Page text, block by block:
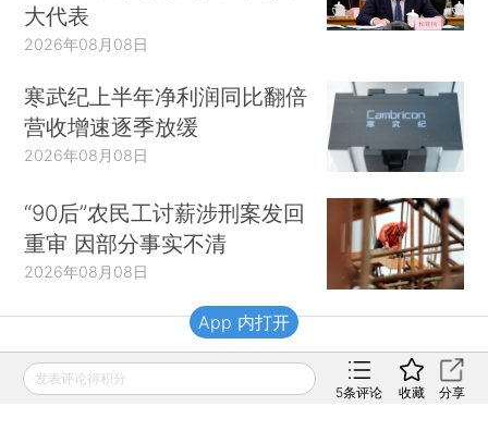
大代表
2026年08月08日
寒武纪上半年净利润同比翻倍
营收增速逐季放缓
2026年08月08日
“90后”农民工讨薪涉刑案发回
重审 因部分事实不清
2026年08月08日
财新移动
发表评论得积分
5条评论 收藏 分享
App 内打开